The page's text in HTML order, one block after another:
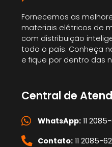
Fornecemos as
materiais elétricos de
com distribuição
todo o país. Conheça
e fique por dentro das
Central de
WhatsApp:11
Contato:11 2085-